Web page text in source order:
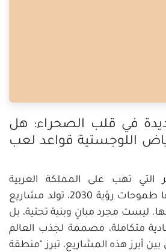
في قلب الصحراء: هل
اللوجستية قواعد لعب
التي تهب على المملكة العربية
السعودية، حاملةً معها طموحات رؤية 2030، تولد مشاريع
ليست مجرد مبانٍ وبنية تحتية، بل
متكاملة، مصممة لجذب العالم
أبرز هذه المشاريع، تبرز "منطقة